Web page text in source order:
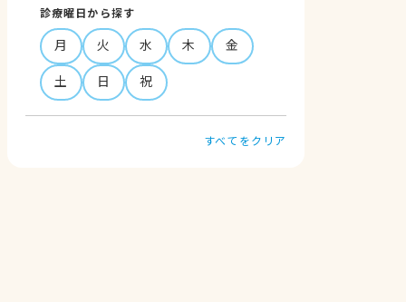
診療曜日から探す
月 火 水 木
金
土
日 祝
すべてをクリア